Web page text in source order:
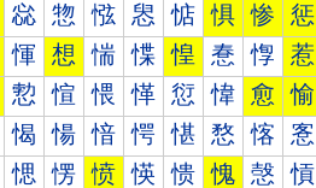
惢 惣 惤 惥 惦 惧 惨 惩
惲 想 惴 惵 惶 惷 惸 惹
愂 愃 愄 愅 愆 愇 愈 愉
愒 愓 愔 愕 愖 愗 愘 愙
愢 愣 愤 愥 愦 愧 愨 愩